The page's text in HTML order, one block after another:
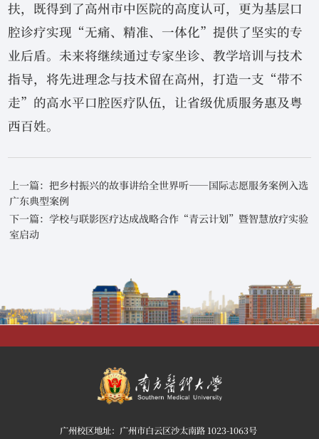
扶，既得到了高州市中医院的高度认可，更为基层口
腔诊疗实现“无痛、精准、一体化”提供了坚实的专
业后盾。未来将继续通过专家坐诊、教学培训与技术
指导，将先进理念与技术留在高州，打造一支“带不
走”的高水平口腔医疗队伍，让省级优质服务惠及粤
西百姓。
上一篇：把乡村振兴的故事讲给全世界听——国际志愿服务案例入选
广东典型案例
下一篇：学校与联影医疗达成战略合作“青云计划”暨智慧放疗实验
室启动
广州校区地址：广州市白云区沙太南路 1023-1063号